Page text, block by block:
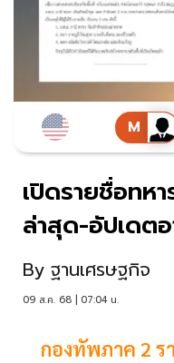
เปิดรายชื่อทห
ล่าสุด-อัปเดตอ
By ฐานเศรษฐกิจ
09 ส.ค. 68 | 07:04 น.
กองทัพภาค 2 ร